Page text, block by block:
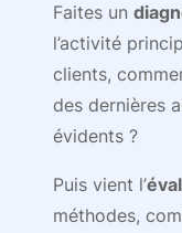
Faites un
l’activité
clients,
des dernières
évidents ?
Puis vient l’
méthodes,